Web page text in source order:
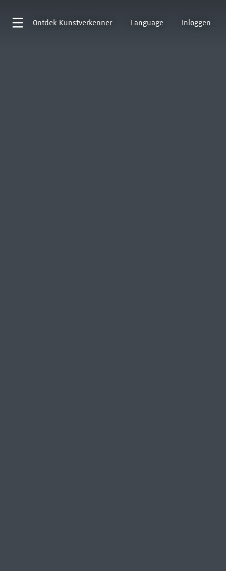
Ontdek Kunstverkenner Language Inloggen